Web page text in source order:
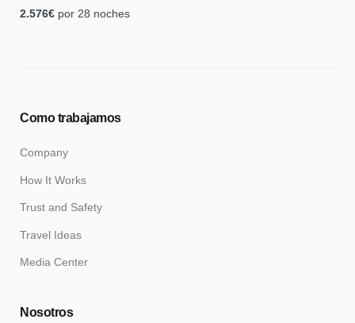
2.576€ por 28 noches
Como trabajamos
Company
How It Works
Trust and Safety
Travel Ideas
Media Center
Nosotros